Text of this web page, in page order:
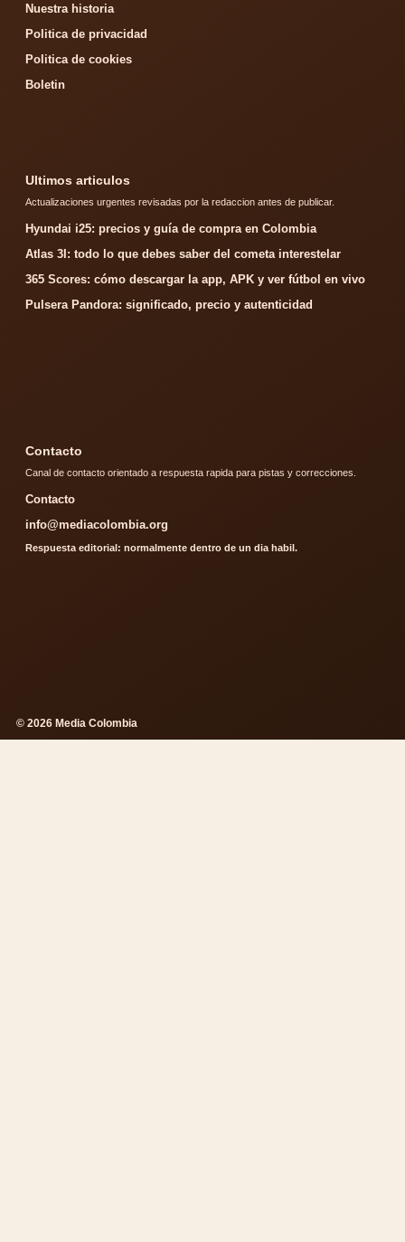
Nuestra historia
Politica de privacidad
Politica de cookies
Boletin
Ultimos articulos
Actualizaciones urgentes revisadas por la redaccion antes de publicar.
Hyundai i25: precios y guía de compra en Colombia
Atlas 3I: todo lo que debes saber del cometa interestelar
365 Scores: cómo descargar la app, APK y ver fútbol en vivo
Pulsera Pandora: significado, precio y autenticidad
Contacto
Canal de contacto orientado a respuesta rapida para pistas y correcciones.
Contacto
info@mediacolombia.org
Respuesta editorial: normalmente dentro de un dia habil.
© 2026 Media Colombia